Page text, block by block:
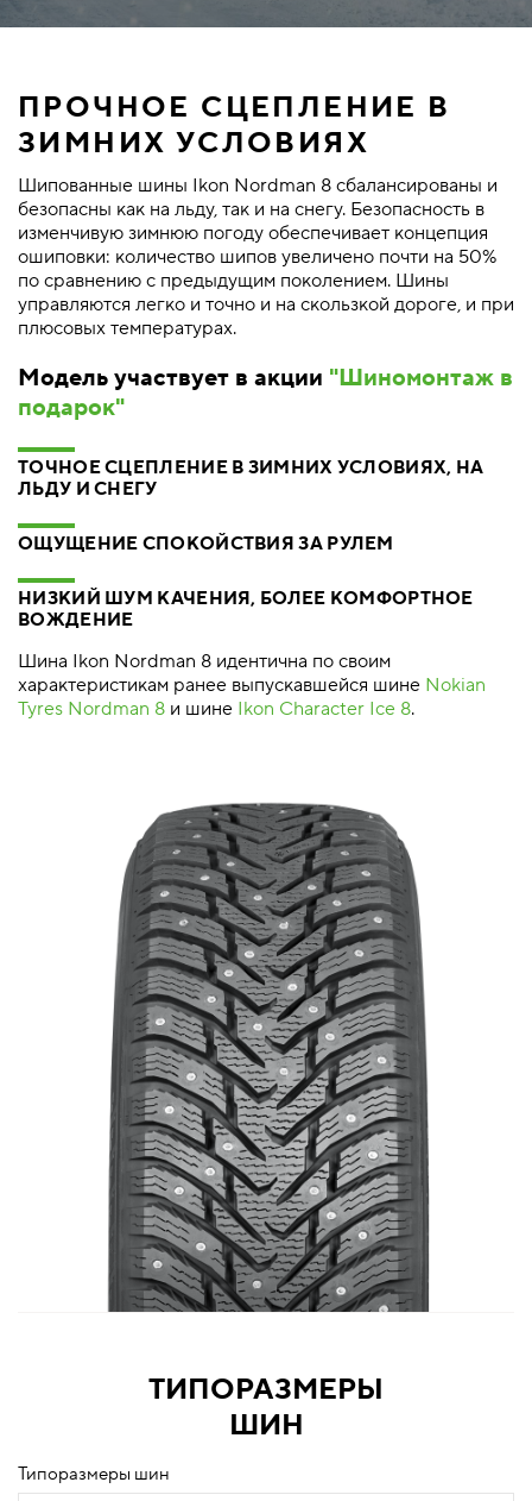
ПРОЧНОЕ СЦЕПЛЕНИЕ В
ЗИМНИХ УСЛОВИЯХ
Шипованные шины Ikon Nordman 8 сбалансированы и
безопасны как на льду, так и на снегу. Безопасность в
изменчивую зимнюю погоду обеспечивает концепция
ошиповки: количество шипов увеличено почти на 50%
по сравнению с предыдущим поколением. Шины
управляются легко и точно и на скользкой дороге, и при
плюсовых температурах.
Модель участвует в акции "Шиномонтаж в
подарок"
ТОЧНОЕ СЦЕПЛЕНИЕ В ЗИМНИХ УСЛОВИЯХ, НА
ЛЬДУ И СНЕГУ
ОЩУЩЕНИЕ СПОКОЙСТВИЯ ЗА РУЛЕМ
НИЗКИЙ ШУМ КАЧЕНИЯ, БОЛЕЕ КОМФОРТНОЕ
ВОЖДЕНИЕ
Шина Ikon Nordman 8 идентична по своим
характеристикам ранее выпускавшейся шине Nokian
Tyres Nordman 8 и шине Ikon Character Ice 8.
ТИПОРАЗМЕРЫ
ШИН
Типоразмеры шин